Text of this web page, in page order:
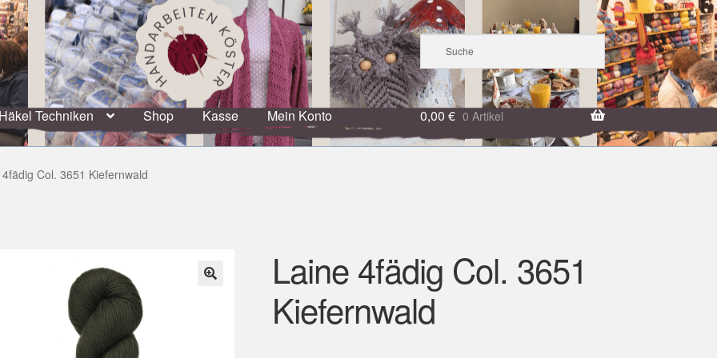
Häkel Techniken Shop Kasse Mein Konto 0,00 € 0 Artikel
Col. 3651 Kiefernwald
Laine 4fädig Col. 3651
Kiefernwald